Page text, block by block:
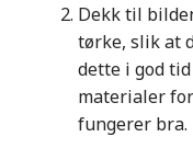
Dekk til
tørke, slik at
dette i god
materialer
fungerer bra.